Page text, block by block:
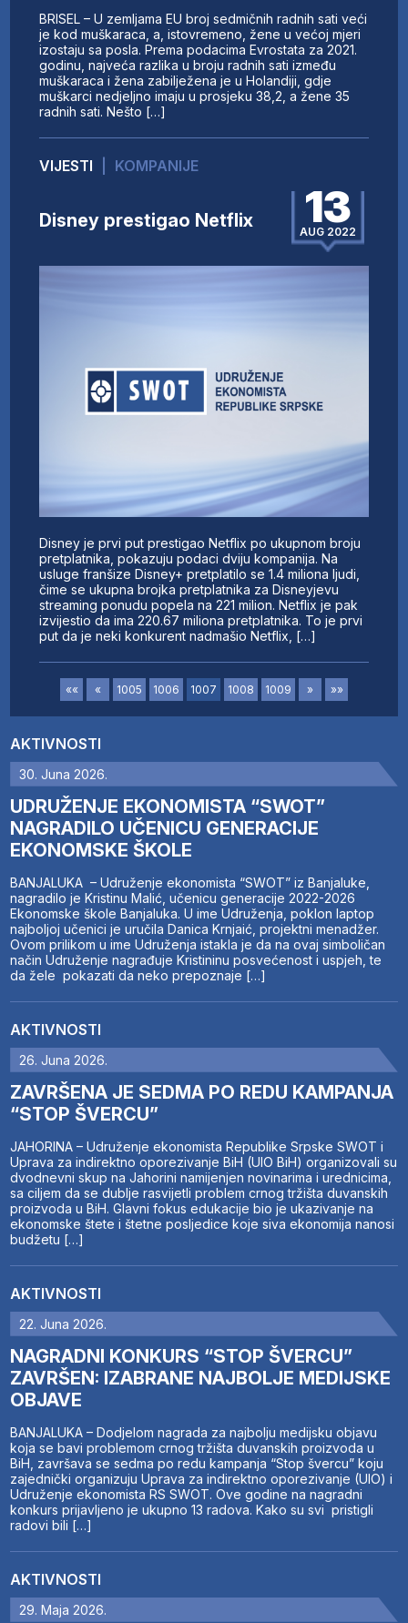
AKTIVNOSTI
30. Juna 2026.
UDRUŽENJE EKONOMISTA “SWOT”
NAGRADILO UČENICU GENERACIJE
EKONOMSKE ŠKOLE
BANJALUKA – Udruženje ekonomista “SWOT” iz Banjaluke,
nagradilo je Kristinu Malić, učenicu generacije 2022-2026
Ekonomske škole Banjaluka. U ime Udruženja, poklon laptop
najboljoj učenici je uručila Danica Krnjaić, projektni menadžer.
Ovom prilikom u ime Udruženja istakla je da na ovaj simboličan
način Udruženje nagrađuje Kristininu posvećenost i uspjeh, te
da žele pokazati da neko prepoznaje […]
AKTIVNOSTI
26. Juna 2026.
ZAVRŠENA JE SEDMA PO REDU KAMPANJA
“STOP ŠVERCU”
JAHORINA – Udruženje ekonomista Republike Srpske SWOT i
Uprava za indirektno oporezivanje BiH (UIO BiH) organizovali su
dvodnevni skup na Jahorini namijenjen novinarima i urednicima,
sa ciljem da se dublje rasvijetli problem crnog tržišta duvanskih
proizvoda u BiH. Glavni fokus edukacije bio je ukazivanje na
ekonomske štete i štetne posljedice koje siva ekonomija nanosi
budžetu […]
AKTIVNOSTI
22. Juna 2026.
NAGRADNI KONKURS “STOP ŠVERCU”
ZAVRŠEN: IZABRANE NAJBOLJE MEDIJSKE
OBJAVE
BANJALUKA – Dodjelom nagrada za najbolju medijsku objavu
koja se bavi problemom crnog tržišta duvanskih proizvoda u
BiH, završava se sedma po redu kampanja “Stop švercu” koju
zajednički organizuju Uprava za indirektno oporezivanje (UIO) i
Udruženje ekonomista RS SWOT. Ove godine na nagradni
konkurs prijavljeno je ukupno 13 radova. Kako su svi pristigli
radovi bili […]
AKTIVNOSTI
29. Maja 2026.
BRISEL – U zemljama EU broj sedmičnih radnih sati veći
je kod muškaraca, a, istovremeno, žene u većoj mjeri
izostaju sa posla. Prema podacima Evrostata za 2021.
godinu, najveća razlika u broju radnih sati između
muškaraca i žena zabilježena je u Holandiji, gdje
muškarci nedjeljno imaju u prosjeku 38,2, a žene 35
radnih sati. Nešto […]
VIJESTI KOMPANIJE
Disney prestigao Netflix 13
AUG 2022
Disney je prvi put prestigao Netflix po ukupnom broju
pretplatnika, pokazuju podaci dviju kompanija. Na
usluge franšize Disney+ pretplatilo se 1.4 miliona ljudi,
čime se ukupna brojka pretplatnika za Disneyjevu
streaming ponudu popela na 221 milion. Netflix je pak
izvijestio da ima 220.67 miliona pretplatnika. To je prvi
put da je neki konkurent nadmašio Netflix, […]
«« « 1005 1006 1007 1008 1009 » »»